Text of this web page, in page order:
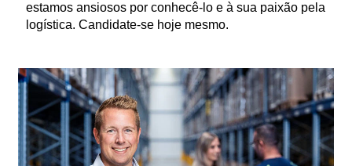
estamos ansiosos por conhecê-lo e à sua paixão pela
logística. Candidate-se hoje mesmo.